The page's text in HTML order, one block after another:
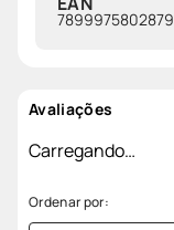
7899975802879
Avaliações
Carregando…